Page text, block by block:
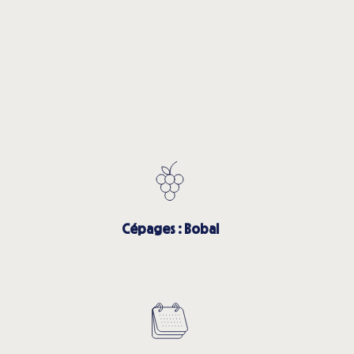
Cépages : Bobal